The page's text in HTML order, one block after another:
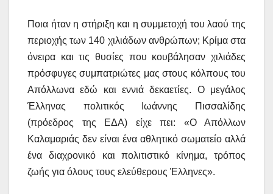
Ποια ήταν η στήριξη και η συμμετοχή του λαού της
περιοχής των 140 χιλιάδων ανθρώπων; Κρίμα στα
όνειρα και τις θυσίες που κουβάλησαν χιλιάδες
πρόσφυγες συμπατριώτες μας στους κόλπους του
Απόλλωνα εδώ και εννιά δεκαετίες. Ο μεγάλος
Έλληνας πολιτικός Ιωάννης Πισσαλίδης
(πρόεδρος της ΕΔΑ) είχε πει: «Ο Απόλλων
Καλαμαριάς δεν είναι ένα αθλητικό σωματείο αλλά
ένα διαχρονικό και πολιτιστικό κίνημα, τρόπος
ζωής για όλους τους ελεύθερους Έλληνες».